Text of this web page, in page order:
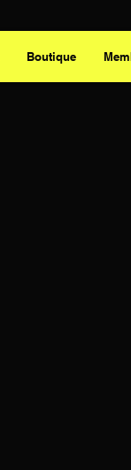
Boutique